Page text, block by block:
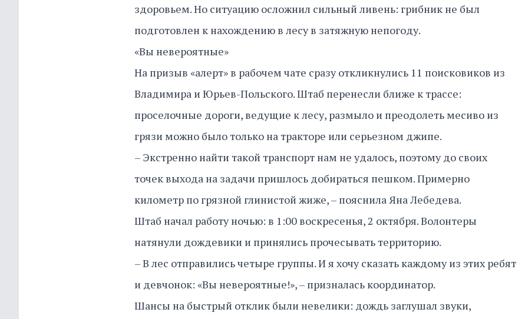
здоровьем. Но ситуацию осложнил сильный ливень: грибник не был
подготовлен к нахождению в лесу в затяжную непогоду.
«Вы невероятные»
На призыв «алерт» в рабочем чате сразу откликнулись 11 поисковиков из
Владимира и Юрьев-Польского. Штаб перенесли ближе к трассе:
проселочные дороги, ведущие к лесу, размыло и преодолеть месиво из
грязи можно было только на тракторе или серьезном джипе.
– Экстренно найти такой транспорт нам не удалось, поэтому до своих
точек выхода на задачи пришлось добираться пешком. Примерно
километр по грязной глинистой жиже, – пояснила Яна Лебедева.
Штаб начал работу ночью: в 1:00 воскресенья, 2 октября. Волонтеры
натянули дождевики и принялись прочесывать территорию.
– В лес отправились четыре группы. И я хочу сказать каждому из этих ребят
и девчонок: «Вы невероятные!», – призналась координатор.
Шансы на быстрый отклик были невелики: дождь заглушал звуки,